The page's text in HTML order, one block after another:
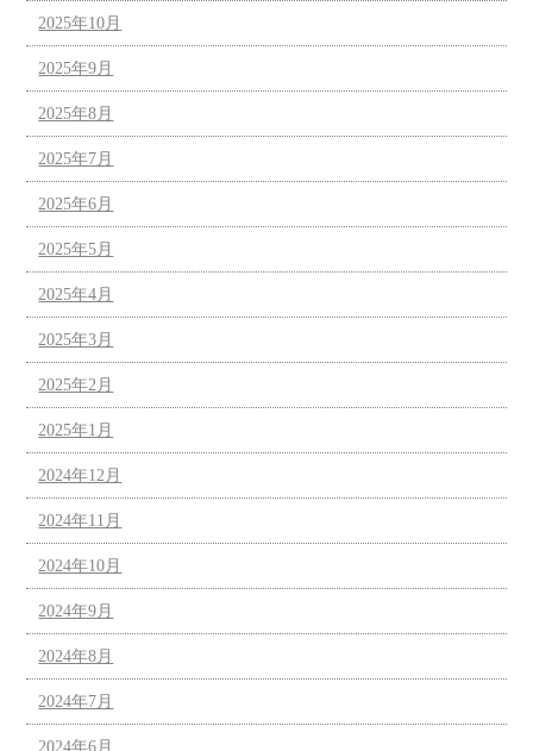
2025年10月
2025年9月
2025年8月
2025年7月
2025年6月
2025年5月
2025年4月
2025年3月
2025年2月
2025年1月
2024年12月
2024年11月
2024年10月
2024年9月
2024年8月
2024年7月
2024年6月